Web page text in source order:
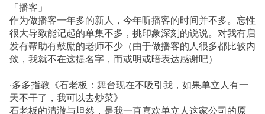
「播客」
作为做播客一年多的新人，今年听播客的时间并不多。忘性
很大导致能记起的单集不多，挑印象深刻的说说。对我有启
发有帮助有鼓励的老师不少（由于做播客的人很多都比较内
敛，我就不在这提名字，而或明或暗表达感谢吧）
·多多指教《石老板：舞台现在不吸引我，如果单立人有一
天不干了，我可以去炒菜》
石老板的清澈与坦然，是我一直喜欢单立人这家公司的原